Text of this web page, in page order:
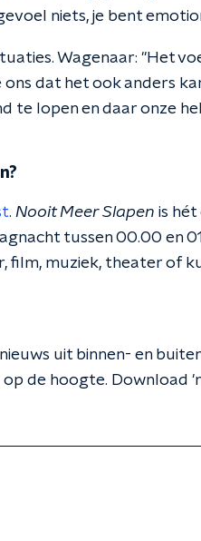
niets, je bent
Wagenaar: "Het
dat het ook anders
te lopen en daar onze
. Nooit Meer Slapen is
tussen 00.00 en
muziek, theater of
uit binnen- en
op de hoogte. Download